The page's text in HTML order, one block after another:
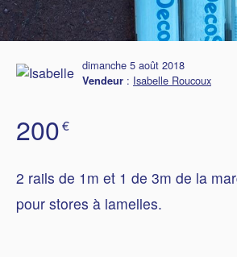
dimanche 5 août 2018
Vendeur : Isabelle Roucoux
200€
2 rails de 1m et 1 de 3m de la
pour stores à lamelles.